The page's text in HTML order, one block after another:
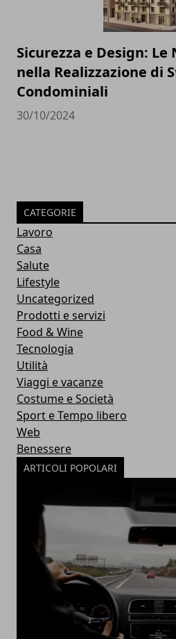
Sicurezza e Design: Le
nella Realizzazione di
Condominiali
30/10/2024
CATEGORIE
Lavoro
Casa
Salute
Lifestyle
Uncategorized
Prodotti e servizi
Food & Wine
Tecnologia
Utilità
Viaggi e vacanze
Costume e Società
Sport e Tempo libero
Web
Benessere
ARTICOLI POPOLARI